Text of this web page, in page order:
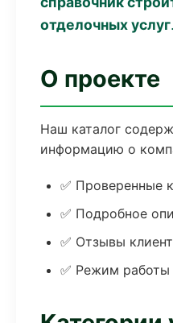
отделочных услуг.
О проекте
Наш каталог
информацию о
✅ Проверенные
✅ Подробное
✅ Отзывы
✅ Режим работы